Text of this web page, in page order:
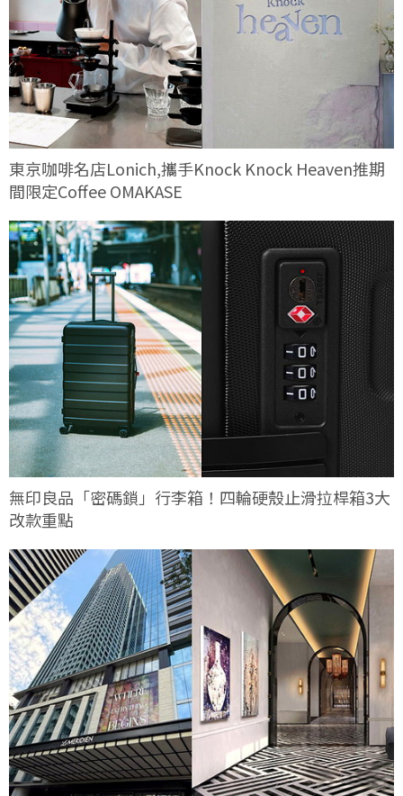
東京咖啡名店Lonich,攜手Knock Knock Heaven推期
間限定Coffee OMAKASE
無印良品「密碼鎖」行李箱！四輪硬殼止滑拉桿箱3大
改款重點